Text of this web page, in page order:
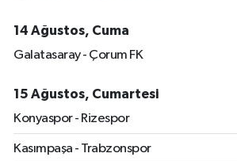
14 Ağustos, Cuma
Galatasaray - Çorum FK
15 Ağustos, Cumartesi
Konyaspor - Rizespor
Kasımpaşa - Trabzonspor